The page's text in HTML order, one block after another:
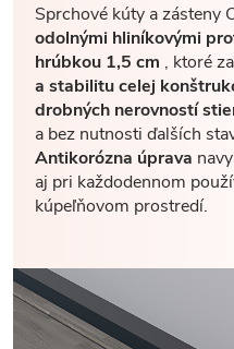
Sprchové kúty a zásteny
odolnými hliníkovými
hrúbkou 1,5 cm , ktoré
a stabilitu celej
drobných nerovností
a bez nutnosti ďalších
Antikorózna úprava
aj pri každodennom
kúpeľňovom prostredí.